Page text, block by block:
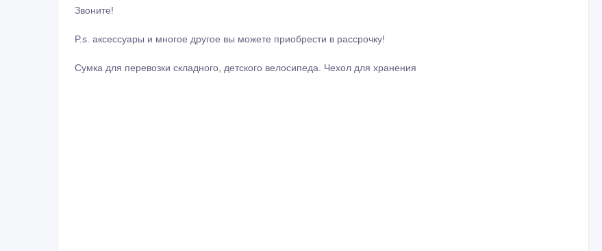
Звоните!
P.s. аксессуары и многое другое вы можете приобрести в рассрочку!
Сумка для перевозки складного, детского велосипеда. Чехол для хранения